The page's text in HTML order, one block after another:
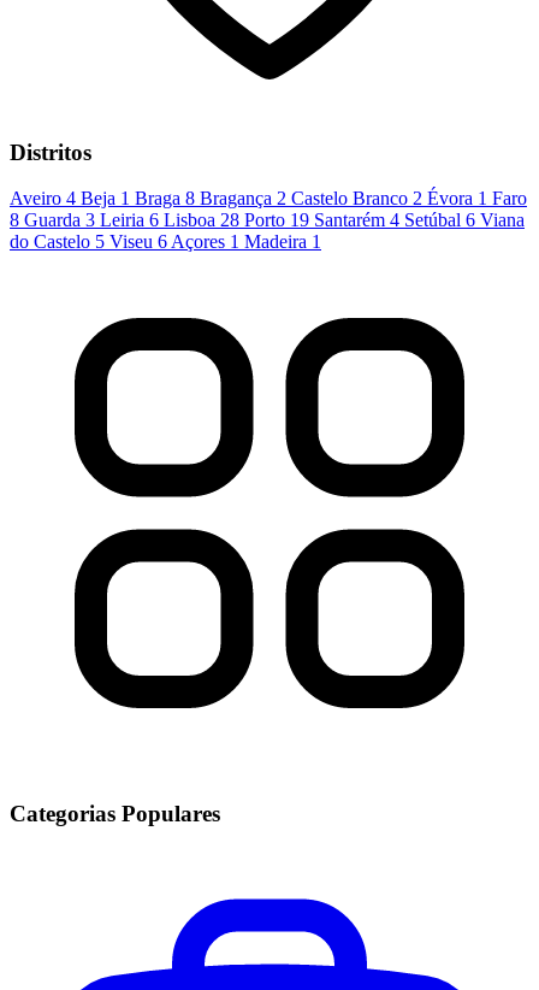
Distritos
Aveiro 4 Beja 1 Braga 8 Bragança 2 Castelo Branco 2 Évora 1 Faro
8 Guarda 3 Leiria 6 Lisboa 28 Porto 19 Santarém 4 Setúbal 6 Viana
do Castelo 5 Viseu 6 Açores 1 Madeira 1
Categorias Populares